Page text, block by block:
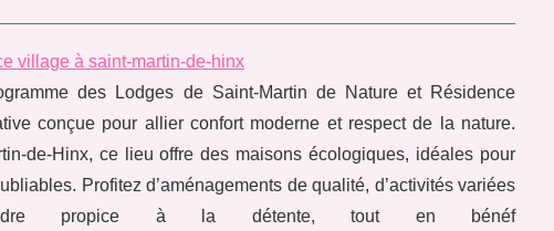
village à saint-martin-de-hinx
des Lodges de Saint-Martin de Nature et Résidence
conçue pour allier confort moderne et respect de la nature.
de-Hinx, ce lieu offre des maisons écologiques, idéales pour
Profitez d’aménagements de qualité, d’activités variées
propice à la détente, tout en bénéf